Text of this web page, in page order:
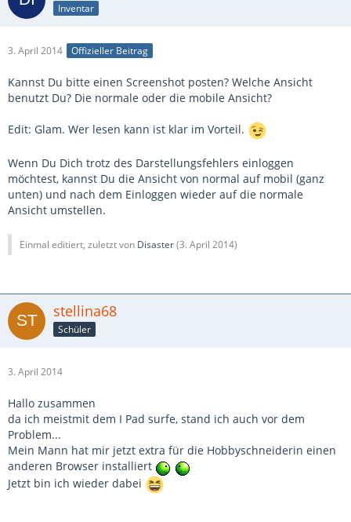
Inventar
3. April 2014 Offizieller Beitrag
Kannst Du bitte einen Screenshot posten? Welche Ansicht
benutzt Du? Die normale oder die mobile Ansicht?
Edit: Glam. Wer lesen kann ist klar im Vorteil.
Wenn Du Dich trotz des Darstellungsfehlers einloggen
möchtest, kannst Du die Ansicht von normal auf mobil (ganz
unten) und nach dem Einloggen wieder auf die normale
Ansicht umstellen.
Einmal editiert, zuletzt von Disaster(3. April 2014)
stellina68
Schüler
3. April 2014
Hallo zusammen
da ich meistmit dem I Pad surfe, stand ich auch vor dem
Problem...
Mein Mann hat mir jetzt extra für die Hobbyschneiderin einen
anderen Browser installiert
Jetzt bin ich wieder dabei